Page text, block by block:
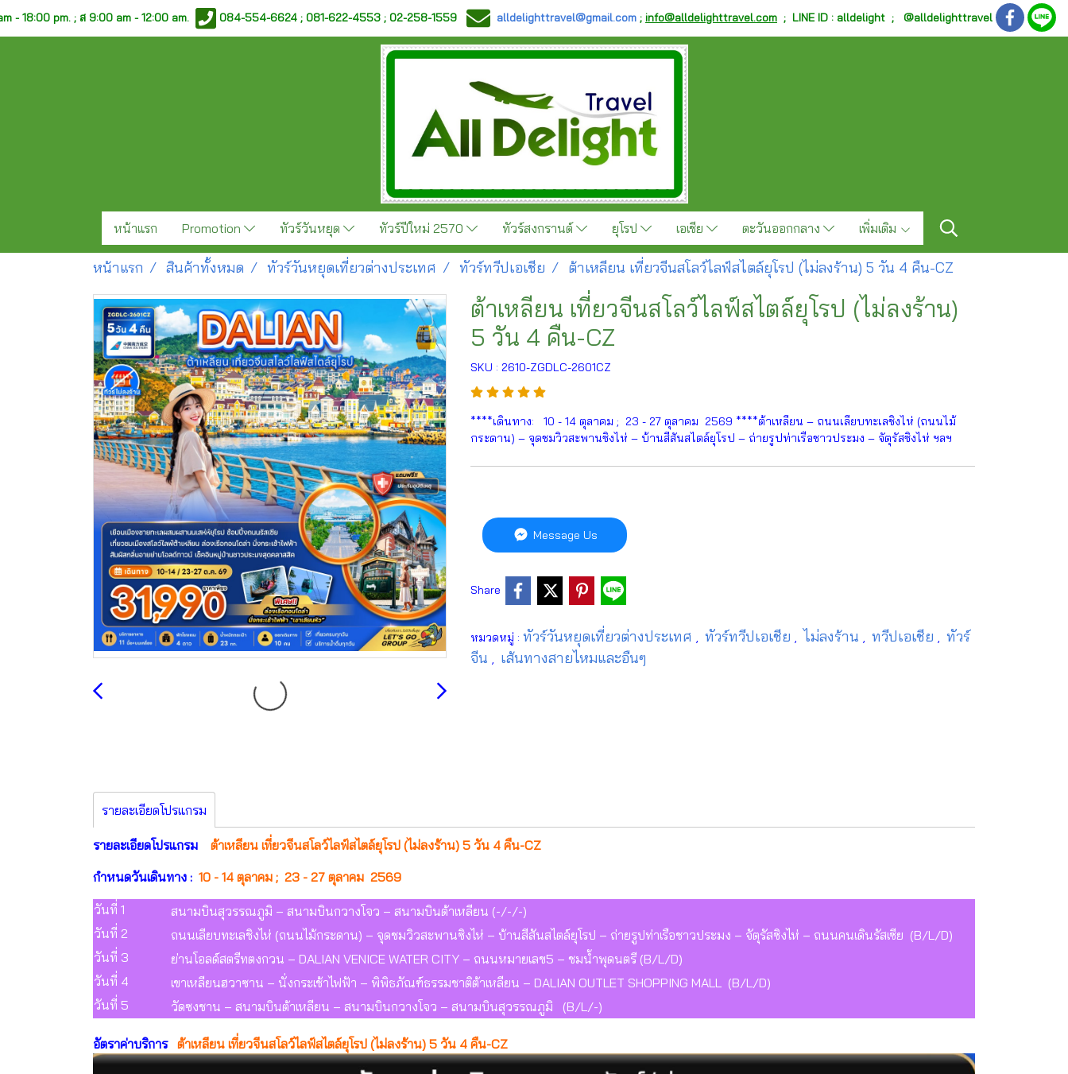
- 18:00 pm. ;ส 9:00 am - 12:00 am. 084-554-6624 ; 081-622-4553 ; 02-258-1559 alldelighttravel@gmail.com ; info@alldelighttravel.com ; LINE ID : alldelight ; @alldelighttravel
หน้าแรก Promotion ทัวร์วันหยุด ทัวร์ปีใหม่ 2570 ทัวร์สงกรานต์ ยุโรป เอเชีย ตะวันออกกลาง เพิ่มเติม
หน้าแรก สินค้าทั้งหมด ทัวร์วันหยุดเที่ยวต่างประเทศ ทัวร์ทวีปเอเชีย ต้าเหลียน เที่ยวจีนสโลว์ไลฟ์สไตล์ยุโรป (ไม่ลงร้าน) 5 วัน 4 คืน-CZ
ต้าเหลียน เที่ยวจีนสโลว์ไลฟ์สไตล์ยุโรป (ไม่ลงร้าน)
5 วัน 4 คืน-CZ
SKU : 2610-ZGDLC-2601CZ
****เดินทาง: 10 - 14 ตุลาคม ; 23 - 27 ตุลาคม 2569 ****ต้าเหลียน – ถนนเลียบทะเลชิงไห่ (ถนนไม้
กระดาน) – จุดชมวิวสะพานซิงไห่ – บ้านสีสันสไตล์ยุโรป – ถ่ายรูปท่าเรือชาวประมง – จัตุรัสซิงไห่ ฯลฯ
Message Us
Share
หมวดหมู่ : ทัวร์วันหยุดเที่ยวต่างประเทศ ทัวร์ทวีปเอเชีย ไม่ลงร้าน ทวีปเอเชีย
ทัวร์
จีน
เส้นทางสายไหมและอืนๆ
รายละเอียดโปรแกรม
รายละเอียดโปรแกรม
ต้าเหลียน เที่ยวจีนสโลว์ไลฟ์สไตล์ยุโรป (ไม่ลงร้าน) 5 วัน 4 คืน-CZ
กำหนดวันเดินทาง : 10 - 14 ตุลาคม ; 23 - 27 ตุลาคม 2569
วันที่ 1
สนามบินสุวรรณภูมิ – สนามบินกวางโจว – สนามบินต้าเหลียน (-/-/-)
วันที่ 2
ถนนเลียบทะเลชิงไห่ (ถนนไม้กระดาน) – จุดชมวิวสะพานซิงไห่ – บ้านสีสันสไตล์ยุโรป – ถ่ายรูปท่าเรือชาวประมง – จัตุรัสซิงไห่ – ถนนคนเดินรัสเซีย (B/L/D)
วันที่ 3
ย่านโอลด์สตรีทตงกวน – DALIAN VENICE WATER CITY – ถนนหมายเลข5 – ชมน้ำพุดนตรี (B/L/D)
วันที่ 4
เขาเหลียนฮวาซาน – นั่งกระเช้าไฟฟ้า – พิพิธภัณฑ์ธรรมชาติต้าเหลียน – DALIAN OUTLET SHOPPING MALL (B/L/D)
วันที่ 5
วัดซงชาน – สนามบินต้าเหลียน – สนามบินกวางโจว – สนามบินสุวรรณภูมิ (B/L/-)
อัตราค่าบริการ ต้าเหลียน เที่ยวจีนสโลว์ไลฟ์สไตล์ยุโรป (ไม่ลงร้าน) 5 วัน 4 คืน-CZ